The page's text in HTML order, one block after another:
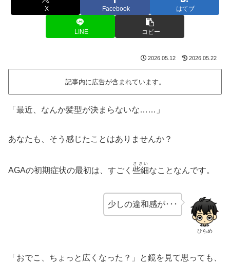
X Facebook はてブ
LINE コピー
2026.05.12 2026.05.22
記事内に広告が含まれています。
「最近、なんか髪型が決まらないな……」
あなたも、そう感じたことはありませんか？
AGAの初期症状の最初は、すごく 些細
ささい
なことなんです。
ひらめ
少しの違和感が･･･
「おでこ、ちょっと広くなった？」と鏡を見て思っても、